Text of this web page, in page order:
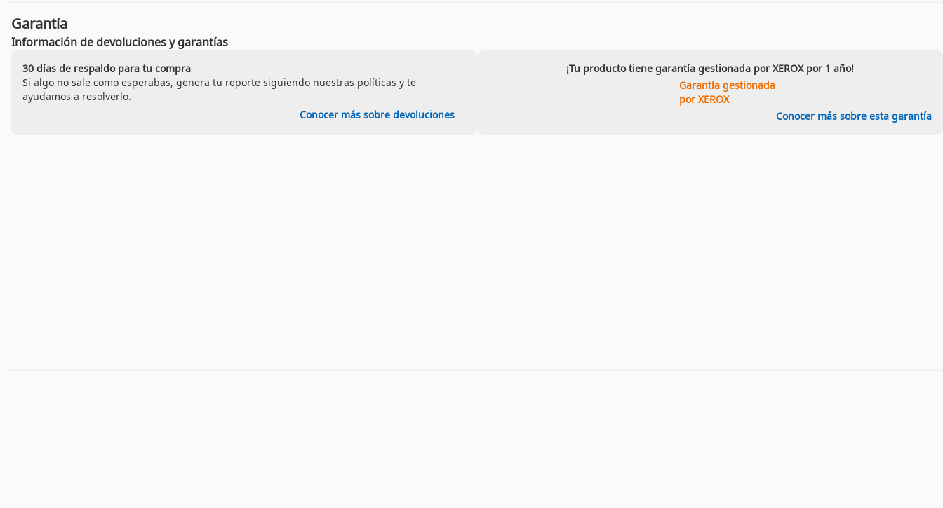
Garantía
Información de devoluciones y garantías
30 días de respaldo para tu compra
Si algo no sale como esperabas, genera tu reporte siguiendo nuestras políticas y te
ayudamos a resolverlo.
Conocer más sobre devoluciones
¡Tu producto tiene garantía gestionada por XEROX por 1 año!
Garantía gestionada
por XEROX
Conocer más sobre esta garantía